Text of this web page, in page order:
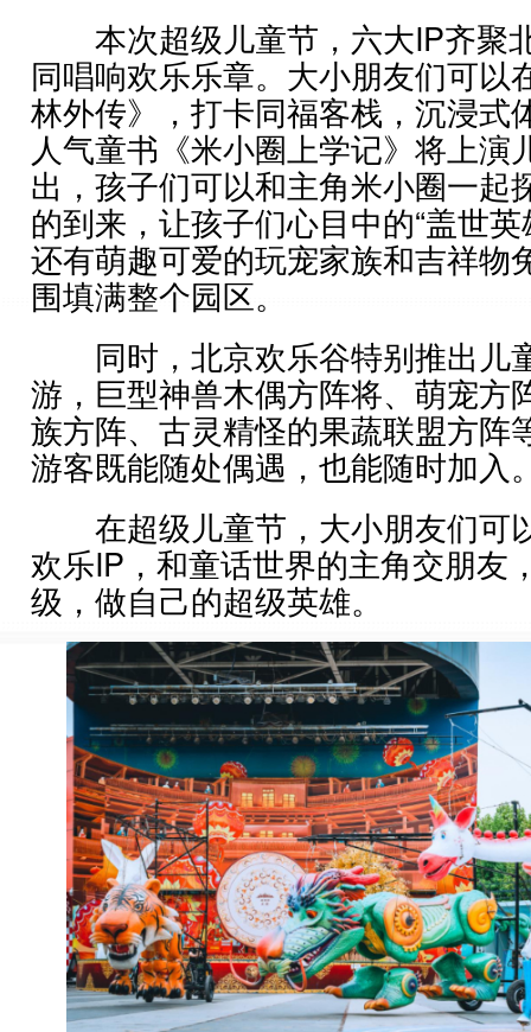
本次超级儿童节，六大IP齐聚
同唱响欢乐乐章。大小朋友们可以
林外传》，打卡同福客栈，沉浸式
人气童书《米小圈上学记》将上演
出，孩子们可以和主角米小圈一起
的到来，让孩子们心目中的“盖世
还有萌趣可爱的玩宠家族和吉祥物
围填满整个园区。
同时，北京欢乐谷特别推出儿
游，巨型神兽木偶方阵将、萌宠方
族方阵、古灵精怪的果蔬联盟方阵
游客既能随处偶遇，也能随时加入
在超级儿童节，大小朋友们可
欢乐IP，和童话世界的主角交朋友
级，做自己的超级英雄。